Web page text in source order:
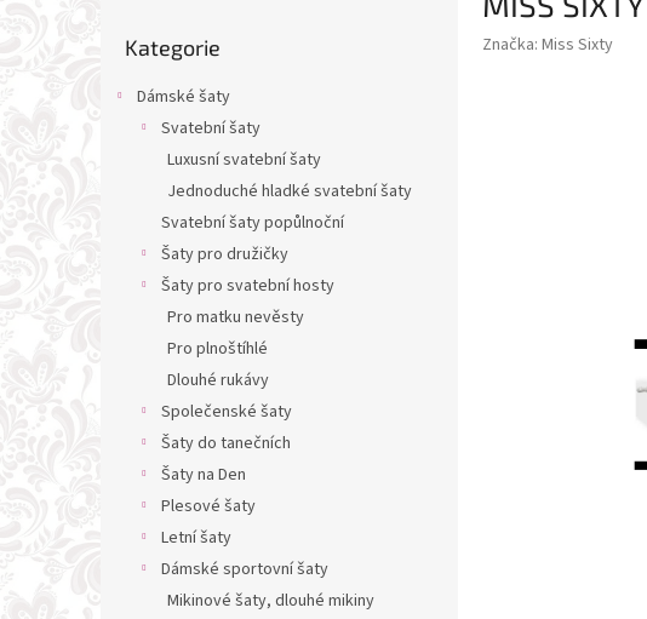
kategorie
Kategorie
Dámské šaty
Svatební šaty
Luxusní svatební šaty
Jednoduché hladké svatební šaty
Svatební šaty popůlnoční
Šaty pro družičky
Šaty pro svatební hosty
Pro matku nevěsty
Pro plnoštíhlé
Dlouhé rukávy
Společenské šaty
Šaty do tanečních
Šaty na Den
Plesové šaty
Letní šaty
Dámské sportovní šaty
Mikinové šaty, dlouhé mikiny
Značka: Miss Sixty